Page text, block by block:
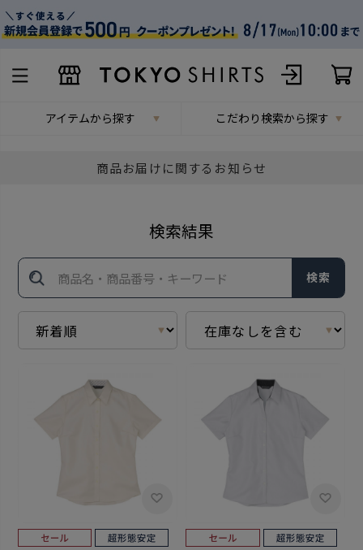
アイテムから探す こだわり検索から探す
商品お届けに関するお知らせ
検索結果
検索